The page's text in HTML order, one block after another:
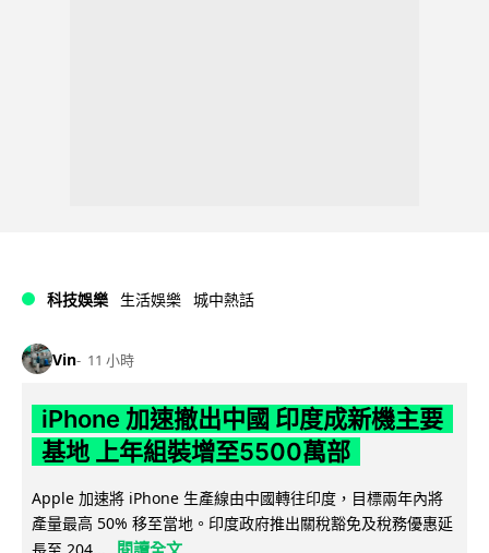
科技娛樂 生活娛樂 城中熱話
Vin 11 小時
iPhone 加速撤出中國 印度成新機主要
基地 上年組裝增至5500萬部
Apple 加速將 iPhone 生產線由中國轉往印度，目標兩年內將
產量最高 50% 移至當地。印度政府推出關稅豁免及稅務優惠延